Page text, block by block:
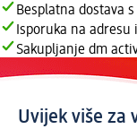
Besplatna dostava
Isporuka na
Sakupljanje dm
Uvijek više za